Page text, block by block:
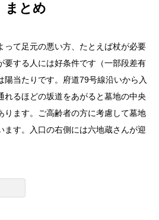
まとめ
って足元の悪い方、たとえば杖が必要
要する人には好条件です（一部段差有
陽当たりです。府道79号線沿いから入
れるほどの坂道をあがると墓地の中央
ります。ご高齢者の方に考慮して墓地
ます。入口の右側には六地蔵さんが迎